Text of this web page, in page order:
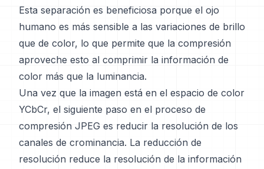
Esta separación es beneficiosa porque el ojo
humano es más sensible a las variaciones de brillo
que de color, lo que permite que la compresión
aproveche esto al comprimir la información de
color más que la luminancia.
Una vez que la imagen está en el espacio de color
YCbCr, el siguiente paso en el proceso de
compresión JPEG es reducir la resolución de los
canales de crominancia. La reducción de
resolución reduce la resolución de la información